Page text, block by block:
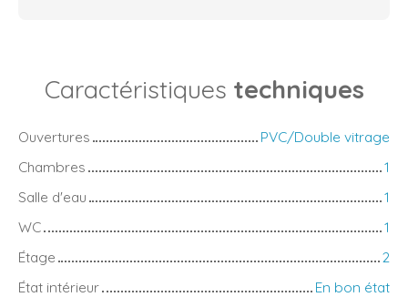
Caractéristiques techniques
Ouvertures
PVC/Double vitrage
Chambres
1
Salle d'eau
1
WC
1
Étage
2
État intérieur
En bon état